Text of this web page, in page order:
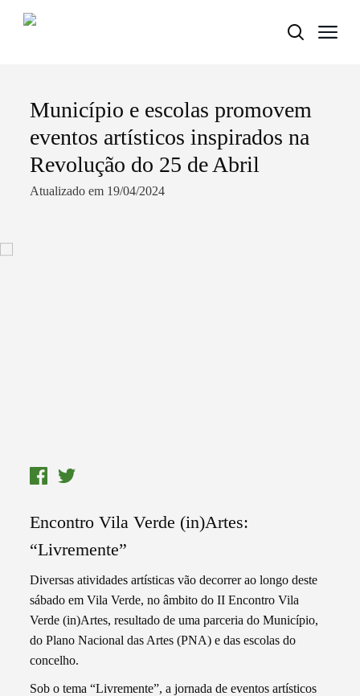
Termo de Pesquisa
Município e escolas promovem
eventos artísticos inspirados na
Revolução do 25 de Abril
Atualizado em 19/04/2024
Encontro Vila Verde (in)Artes:
“Livremente”
Diversas atividades artísticas vão decorrer ao longo deste
sábado em Vila Verde, no âmbito do II Encontro Vila
Verde (in)Artes, resultado de uma parceria do Município,
do Plano Nacional das Artes (PNA) e das escolas do
concelho.
Sob o tema “Livremente”, a jornada de eventos artísticos